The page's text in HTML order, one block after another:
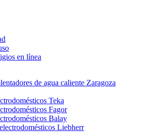
en línea
de agua caliente Zaragoza
Teka
Fagor
Balay
Liebherr